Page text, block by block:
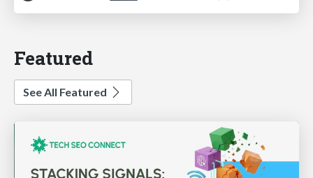
Featured
See All Featured